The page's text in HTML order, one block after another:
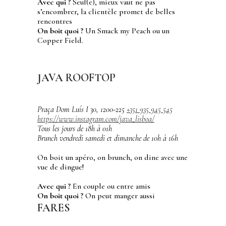
Avec qui ? Seul(e), mieux vaut ne pas
s’encombrer, la clientèle promet de belles
rencontres
On boit quoi ? Un Smack my Peach ou un
Copper Field.
JAVA ROOFTOP
Praça Dom Luís I 30, 1200-225 +351 935 945 545
https://www.instagram.com/java_lisboa/
Tous les jours de 18h à 01h
Brunch vendredi samedi et dimanche de 10h à 16h
On boit un apéro, on brunch, on dine avec une
vue de dingue!
Avec qui ? En couple ou entre amis
On boit quoi ? On peut manger aussi
FARES